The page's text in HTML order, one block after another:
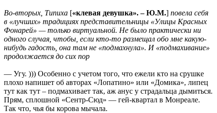
Во-вторых, Типиха [«клевая девушка». – Ю.М.] повела себя
в «лучших» традициях представительницы «Улицы Красных
Фонарей» — только виртуальной. Не было практически ни
одного случая, чтобы, если кто-то размещал обо мне какую-
нибудь гадость, она там не «подмахнула». И «подмахивание»
продолжается до сих пор
— Угу. ))) Особенно с учетом того, что ежели кто на срушке
плохо напишет об авторах «Лопатино» или «Домика», липец
тут как тут – подмахивает так, аж анус у страдальца дымиться.
Прям, сплошной «Сентр-Сюд» — гей-квартал в Монреале.
Так что, чья бы корова мычала.